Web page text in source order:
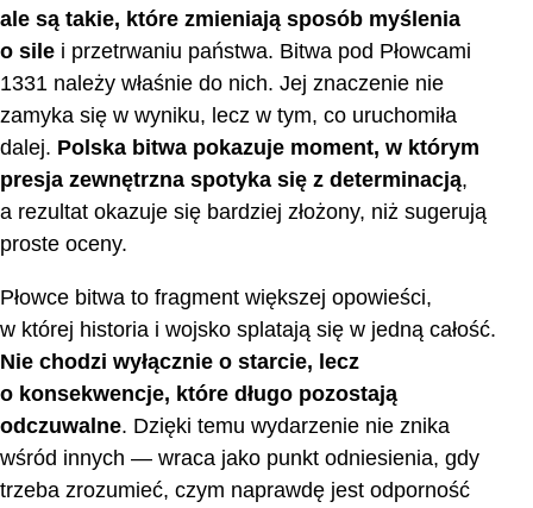
ale są takie, które zmieniają sposób myślenia
o sile i przetrwaniu państwa. Bitwa pod Płowcami
1331 należy właśnie do nich. Jej znaczenie nie
zamyka się w wyniku, lecz w tym, co uruchomiła
dalej. Polska bitwa pokazuje moment, w którym
presja zewnętrzna spotyka się z determinacją,
a rezultat okazuje się bardziej złożony, niż sugerują
proste oceny.
Płowce bitwa to fragment większej opowieści,
w której historia i wojsko splatają się w jedną całość.
Nie chodzi wyłącznie o starcie, lecz
o konsekwencje, które długo pozostają
odczuwalne. Dzięki temu wydarzenie nie znika
wśród innych — wraca jako punkt odniesienia, gdy
trzeba zrozumieć, czym naprawdę jest odporność